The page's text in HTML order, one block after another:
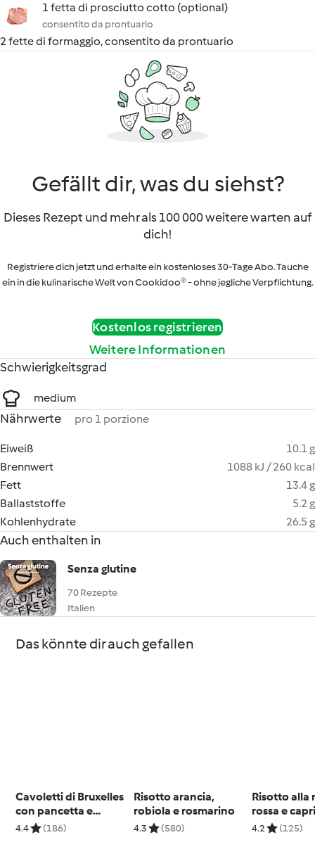
1 fetta di prosciutto cotto (optional)
consentito da prontuario
2 fette di formaggio, consentito da prontuario
Gefällt dir, was du siehst?
Dieses Rezept und mehr als 100 000 weitere warten auf
dich!
Registriere dich jetzt und erhalte ein kostenloses 30-Tage Abo. Tauche
ein in die kulinarische Welt von Cookidoo® - ohne jegliche Verpflichtung.
Kostenlos registrieren
Weitere Informationen
Schwierigkeitsgrad
medium
Nährwerte pro 1 porzione
Eiweiß
10.1 g
Brennwert
1088 kJ / 260 kcal
Fett
13.4 g
Ballaststoffe
5.2 g
Kohlenhydrate
26.5 g
Auch enthalten in
Senza glutine
70 Rezepte
Italien
Das könnte dir auch gefallen
Cavoletti di Bruxelles
con pancetta e
mandorle
4.4 (186)
Risotto arancia,
robiola e rosmarino
4.3 (580)
Risotto alla
rossa e
4.2 (125)